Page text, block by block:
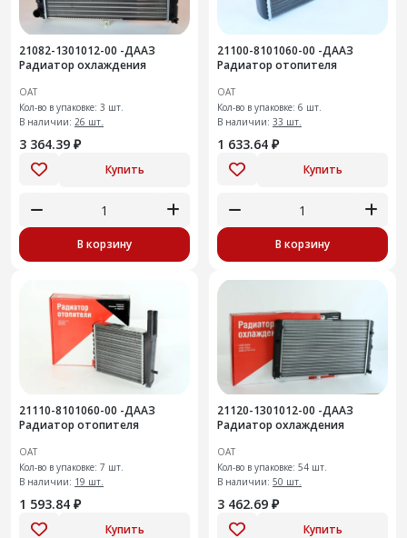
21082-1301012-00 -ДААЗ
Радиатор охлаждения
ОАТ
Кол-во в упаковке: 3 шт.
В наличии: 26 шт.
3 364.39 ₽
Купить
В корзину
21100-8101060-00 -ДААЗ
Радиатор отопителя
ОАТ
Кол-во в упаковке: 6 шт.
В наличии: 33 шт.
1 633.64 ₽
Купить
В корзину
21110-8101060-00 -ДААЗ
Радиатор отопителя
ОАТ
Кол-во в упаковке: 7 шт.
В наличии: 19 шт.
1 593.84 ₽
Купить
21120-1301012-00 -ДААЗ
Радиатор охлаждения
ОАТ
Кол-во в упаковке: 54 шт.
В наличии: 50 шт.
3 462.69 ₽
Купить